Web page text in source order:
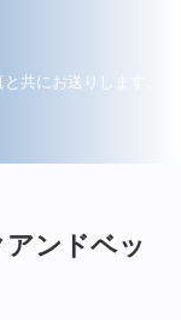
共にお送りします。
ンドベッ